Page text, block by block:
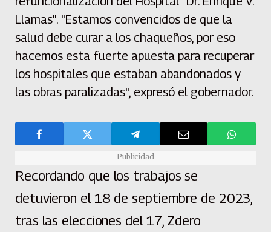
Llamas". "Estamos convencidos de que la
salud debe curar a los chaqueños, por eso
hacemos esta fuerte apuesta para recuperar
los hospitales que estaban abandonados y
las obras paralizadas", expresó el gobernador.
Publicidad
Recordando que los trabajos se
detuvieron el 18 de septiembre de 2023,
tras las elecciones del 17, Zdero